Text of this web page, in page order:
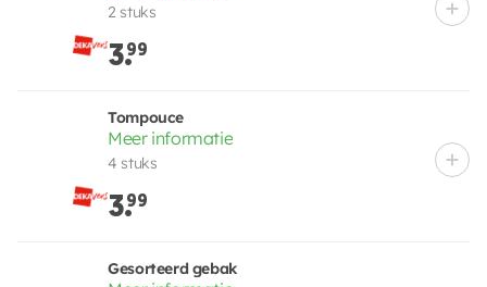
2 stuks
3.99
Tompouce
Meer informatie
4 stuks
3.99
Gesorteerd gebak